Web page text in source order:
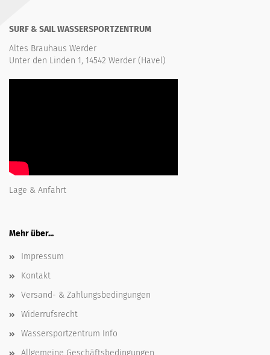
SURF & SAIL WASSERSPORTZENTRUM
Altes Brauhaus Werder
Unter den Linden 1, 14542 Werder (Havel)
Lage & Anfahrt
Mehr über...
Impressum
Kontakt
Versand- & Zahlungsbedingungen
Widerrufsrecht
Wassersportzentrum Info
Allgemeine Geschäftsbedingungen